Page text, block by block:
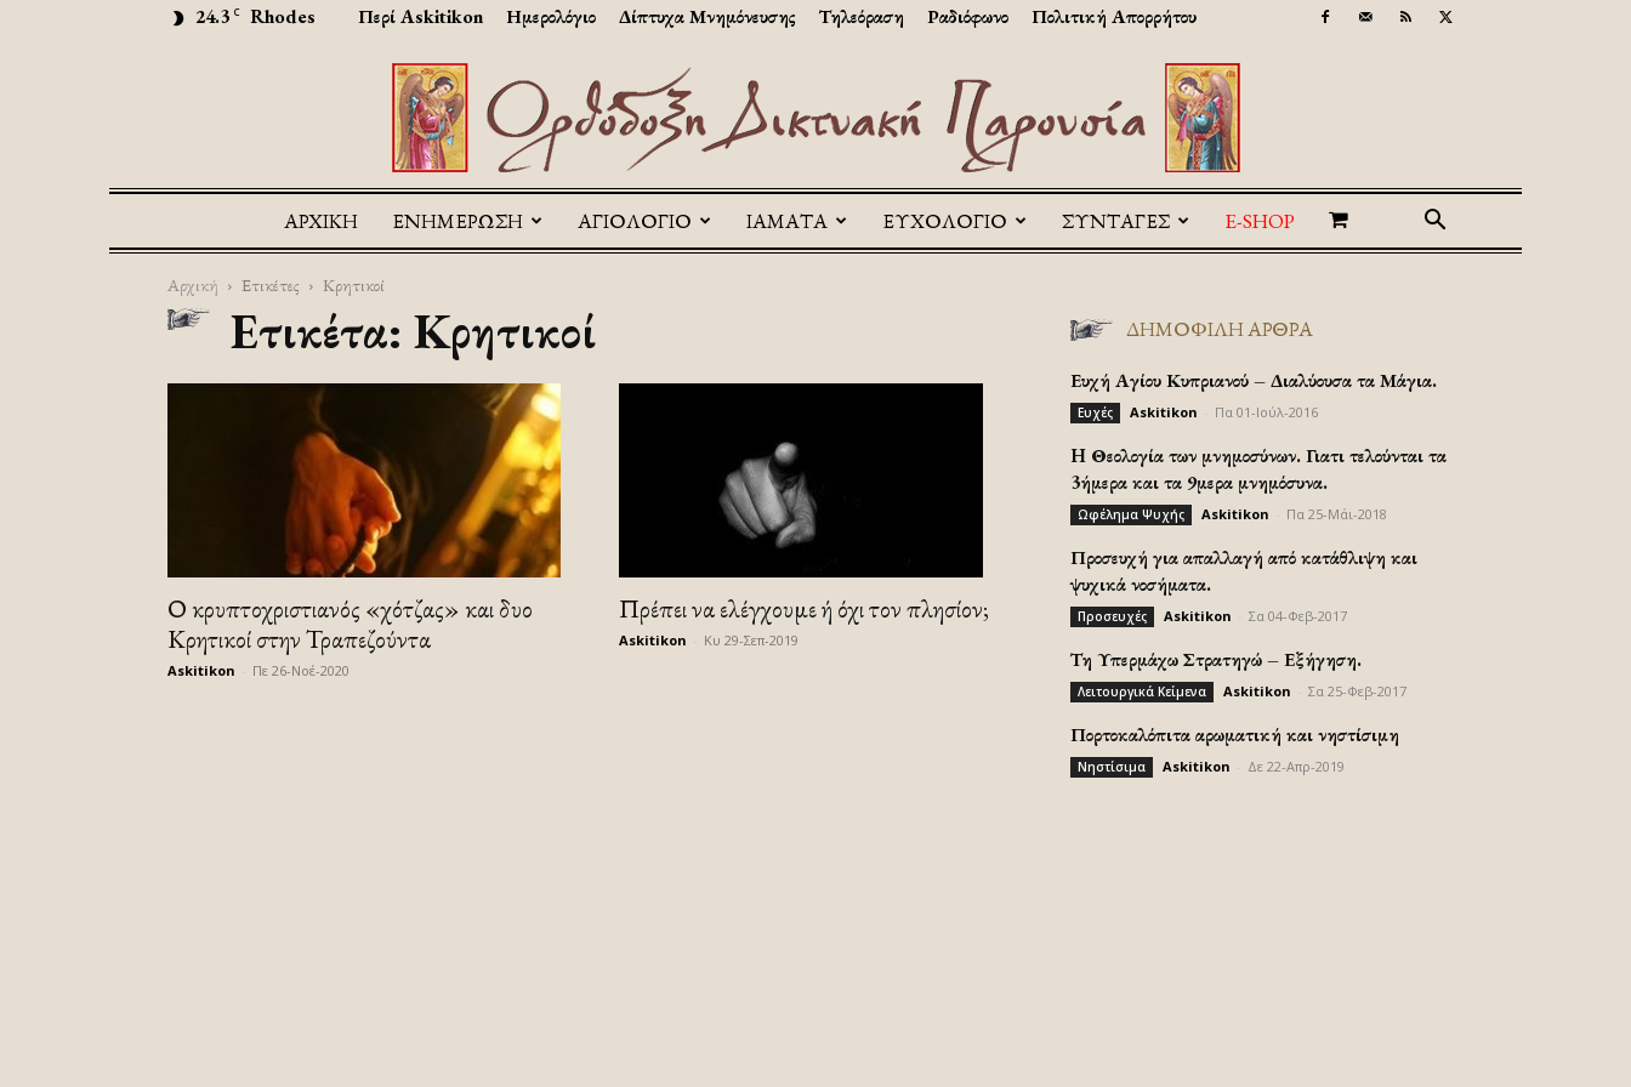
24.3 C Rhodes Περί Askitikon Ημερολόγιο Δίπτυχα Μνημόνευσης Τηλεόραση Ραδιόφωνο Πολιτική Απορρήτου
Askitikon
ΑΡΧΙΚΉ ΕΝΗΜΕΡΩΣΗ ΑΓΙΟΛΟΓΙΟ ΙΑΜΑΤΑ ΕΥΧΟΛΟΓΙΟ ΣΥΝΤΑΓΕΣ E-SHOP
Αρχική Ετικέτες Κρητικοί
Ετικέτα: Κρητικοί
Ο κρυπτοχριστιανός «χότζας» και δυο
Κρητικοί στην Τραπεζούντα
Askitikon Πε 26-Νοέ-2020
Πρέπει να ελέγχουμε ή όχι τον πλησίον;
Askitikon Κυ 29-Σεπ-2019
ΔΗΜΟΦΙΛΗ ΑΡΘΡΑ
Ευχή Αγίου Κυπριανού – Διαλύουσα τα Μάγια.
Ευχές Askitikon Πα 01-Ιούλ-2016
H Θεολογία των μνημοσύνων. Γιατι τελούνται τα
3ήμερα και τα 9μερα μνημόσυνα.
Ωφέλημα Ψυχής Askitikon Πα 25-Μάι-2018
Προσευχή για απαλλαγή από κατάθλιψη και
ψυχικά νοσήματα.
Προσευχές Askitikon Σα 04-Φεβ-2017
Τη Υπερμάχω Στρατηγώ – Εξήγηση.
Λειτουργικά Κείμενα Askitikon Σα 25-Φεβ-2017
Πορτοκαλόπιτα αρωματική και νηστίσιμη
Νηστίσιμα Askitikon Δε 22-Απρ-2019